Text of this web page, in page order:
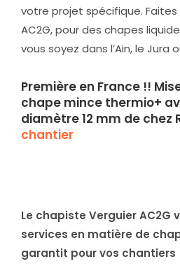
votre projet spécifique.
AC2G, pour des chapes
vous soyez dans l’Ain, le Jura
Première en France !!
chape mince thermio+
diamètre 12 mm de chez
chantier
Le chapiste Verguier AC2G
services en matière de
garantit pour vos